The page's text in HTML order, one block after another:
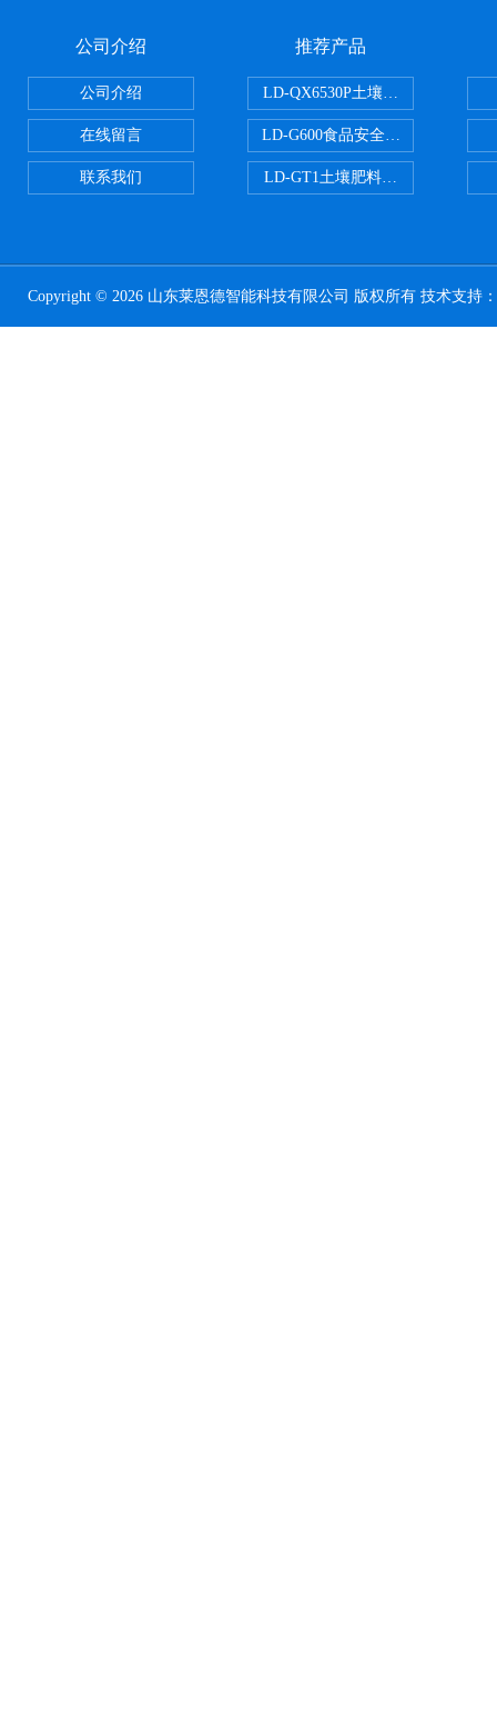
公司介绍
公司介绍
在线留言
联系我们
推荐产品
LD-QX6530P土壤氧化还原电位检
LD-G600食品安全检测仪
LD-GT1土壤肥料养分检测仪
Copyright © 2026 山东莱恩德智能科技有限公司 版权所有 技术支持：